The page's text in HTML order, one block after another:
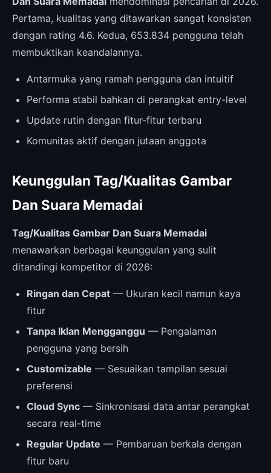
Pertama, kualitas yang ditawarkan sangat konsisten
dengan rating 4.6. Kedua, 653.834 pengguna telah
membuktikan keandalannya.
Antarmuka yang ramah pengguna dan intuitif
Performa stabil bahkan di perangkat entry-level
Update rutin dengan fitur-fitur terbaru
Komunitas aktif dengan jutaan anggota
Keunggulan Tag/Kualitas Gambar
Dan Suara Memadai
Tag/Kualitas Gambar Dan Suara Memadai
menawarkan berbagai keunggulan yang sulit
ditandingi kompetitor di 2026:
Ringan dan Cepat — Ukuran kecil namun kaya
fitur
Tanpa Iklan Mengganggu — Pengalaman
pengguna yang bersih
Customizable — Sesuaikan tampilan sesuai
preferensi
Cloud Sync — Sinkronisasi data antar perangkat
secara real-time
Regular Update — Pembaruan berkala dengan
fitur baru